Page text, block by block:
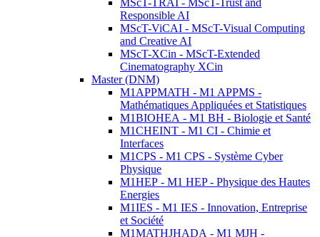
MScT-TRAI - MScT-Trust and
Responsible AI
MScT-ViCAI - MScT-Visual Computing
and Creative AI
MScT-XCin - MScT-Extended
Cinematography XCin
Master (DNM)
M1APPMATH - M1 APPMS -
Mathématiques Appliquées et Statistiques
M1BIOHEA - M1 BH - Biologie et Santé
M1CHEINT - M1 CI - Chimie et
Interfaces
M1CPS - M1 CPS - Système Cyber
Physique
M1HEP - M1 HEP - Physique des Hautes
Energies
M1IES - M1 IES - Innovation, Entreprise
et Société
M1MATHJHADA - M1 MJH -